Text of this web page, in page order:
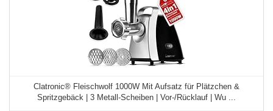
Clatronic® Fleischwolf 1000W Mit Aufsatz für Plätzchen &
Spritzgebäck | 3 Metall-Scheiben | Vor-/Rücklauf | Wu ...